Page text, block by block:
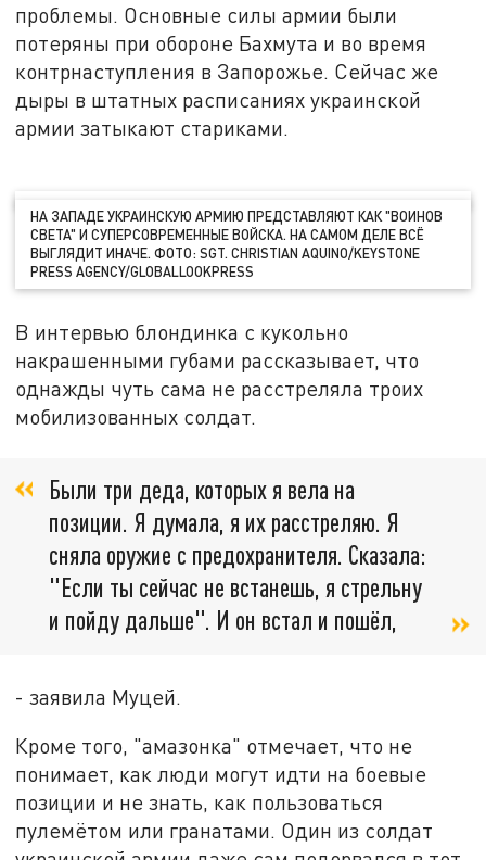
проблемы. Основные силы армии были
потеряны при обороне Бахмута и во время
контрнаступления в Запорожье. Сейчас же
дыры в штатных расписаниях украинской
армии затыкают стариками.
НА ЗАПАДЕ УКРАИНСКУЮ АРМИЮ ПРЕДСТАВЛЯЮТ КАК "ВОИНОВ
СВЕТА" И СУПЕРСОВРЕМЕННЫЕ ВОЙСКА. НА САМОМ ДЕЛЕ ВСЁ
ВЫГЛЯДИТ ИНАЧЕ. ФОТО: SGT. CHRISTIAN AQUINO/KEYSTONE
PRESS AGENCY/GLOBALLOOKPRESS
В интервью блондинка с кукольно
накрашенными губами рассказывает, что
однажды чуть сама не расстреляла троих
мобилизованных солдат.
Были три деда, которых я вела на
позиции. Я думала, я их расстреляю. Я
сняла оружие с предохранителя. Сказала:
"Если ты сейчас не встанешь, я стрельну
и пойду дальше". И он встал и пошёл,
- заявила Муцей.
Кроме того, "амазонка" отмечает, что не
понимает, как люди могут идти на боевые
позиции и не знать, как пользоваться
пулемётом или гранатами. Один из солдат